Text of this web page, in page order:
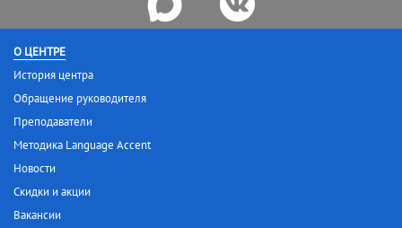
О ЦЕНТРЕ
История центра
Обращение руководителя
Преподаватели
Методика Language Accent
Новости
Скидки и акции
Вакансии